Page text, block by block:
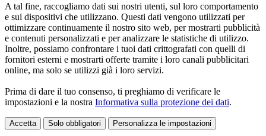
A tal fine, raccogliamo dati sui nostri utenti, sul loro comportamento
e sui dispositivi che utilizzano. Questi dati vengono utilizzati per
ottimizzare continuamente il nostro sito web, per mostrarti pubblicità
e contenuti personalizzati e per analizzare le statistiche di utilizzo.
Inoltre, possiamo confrontare i tuoi dati crittografati con quelli di
fornitori esterni e mostrarti offerte tramite i loro canali pubblicitari
online, ma solo se utilizzi già i loro servizi.
Prima di dare il tuo consenso, ti preghiamo di verificare le
impostazioni e la nostra Informativa sulla protezione dei dati.
Accetta Solo obbligatori Personalizza le impostazioni